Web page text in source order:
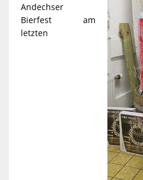
Andechser
Bierfest am
letzten